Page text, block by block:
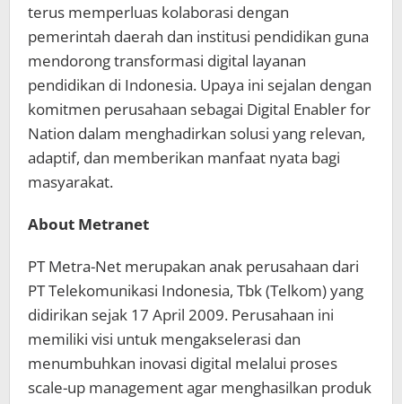
terus memperluas kolaborasi dengan
pemerintah daerah dan institusi pendidikan guna
mendorong transformasi digital layanan
pendidikan di Indonesia. Upaya ini sejalan dengan
komitmen perusahaan sebagai Digital Enabler for
Nation dalam menghadirkan solusi yang relevan,
adaptif, dan memberikan manfaat nyata bagi
masyarakat.
About Metranet
PT Metra-Net merupakan anak perusahaan dari
PT Telekomunikasi Indonesia, Tbk (Telkom) yang
didirikan sejak 17 April 2009. Perusahaan ini
memiliki visi untuk mengakselerasi dan
menumbuhkan inovasi digital melalui proses
scale-up management agar menghasilkan produk